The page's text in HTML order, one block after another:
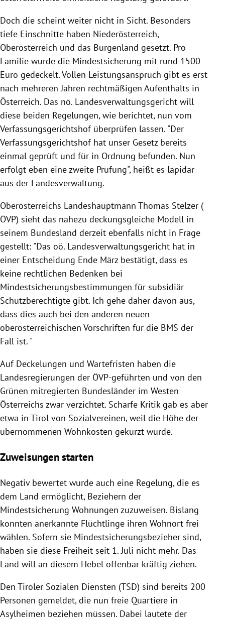
Doch die scheint weiter nicht in Sicht. Besonders
tiefe Einschnitte haben Niederösterreich,
Oberösterreich und das Burgenland gesetzt. Pro
Familie wurde die Mindestsicherung mit rund 1500
Euro gedeckelt. Vollen Leistungsanspruch gibt es erst
nach mehreren Jahren rechtmäßigen Aufenthalts in
Österreich. Das nö. Landesverwaltungsgericht will
diese beiden Regelungen, wie berichtet, nun vom
Verfassungsgerichtshof überprüfen lassen. "Der
Verfassungsgerichtshof hat unser Gesetz bereits
einmal geprüft und für in Ordnung befunden. Nun
erfolgt eben eine zweite Prüfung", heißt es lapidar
aus der Landesverwaltung.
Oberösterreichs Landeshauptmann Thomas Stelzer (
ÖVP) sieht das nahezu deckungsgleiche Modell in
seinem Bundesland derzeit ebenfalls nicht in Frage
gestellt: "Das oö. Landesverwaltungsgericht hat in
einer Entscheidung Ende März bestätigt, dass es
keine rechtlichen Bedenken bei
Mindestsicherungsbestimmungen für subsidiär
Schutzberechtigte gibt. Ich gehe daher davon aus,
dass dies auch bei den anderen neuen
oberösterreichischen Vorschriften für die BMS der
Fall ist. "
Auf Deckelungen und Wartefristen haben die
Landesregierungen der ÖVP-geführten und von den
Grünen mitregierten Bundesländer im Westen
Österreichs zwar verzichtet. Scharfe Kritik gab es aber
etwa in Tirol von Sozialvereinen, weil die Höhe der
übernommenen Wohnkosten gekürzt wurde.
Zuweisungen starten
Negativ bewertet wurde auch eine Regelung, die es
dem Land ermöglicht, Beziehern der
Mindestsicherung Wohnungen zuzuweisen. Bislang
konnten anerkannte Flüchtlinge ihren Wohnort frei
wählen. Sofern sie Mindestsicherungsbezieher sind,
haben sie diese Freiheit seit 1. Juli nicht mehr. Das
Land will an diesem Hebel offenbar kräftig ziehen.
Den Tiroler Sozialen Diensten (TSD) sind bereits 200
Personen gemeldet, die nun freie Quartiere in
Asylheimen beziehen müssen. Dabei lautete der